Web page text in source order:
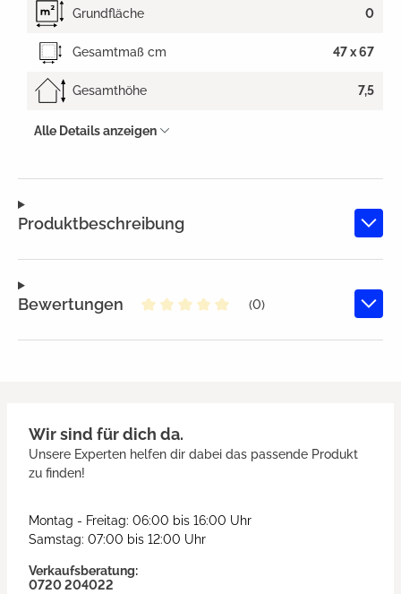
Produktbeschreibung
Bewertungen
(0)
Grundfläche 0
Gesamtmaß cm 47 x 67
Gesamthöhe 7,5
Alle Details anzeigen
Wir sind für dich da.
Unsere Experten helfen dir dabei das passende Produkt
zu finden!
Montag - Freitag: 06:00 bis 16:00 Uhr
Samstag: 07:00 bis 12:00 Uhr
Verkaufsberatung:
0720 204022